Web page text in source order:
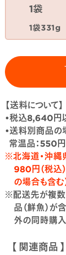
【送料について】
•税込8,640円
•送料別商品の
常温品：550
※北海道・沖縄
980円（税込
の場合も含む
※配送先が複数
品（鮮魚）が
外の同時購
1袋
1袋331g
【 関連商品 】